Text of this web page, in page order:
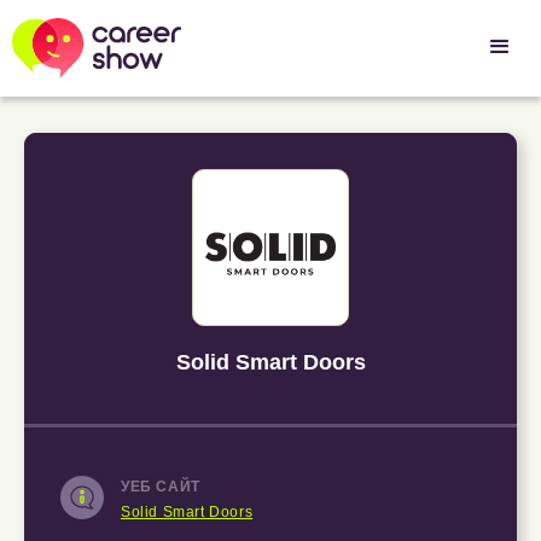
Solid Smart Doors
УЕБ САЙТ
Solid Smart Doors